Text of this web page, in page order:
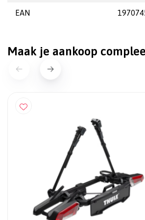
EAN
Maak je aankoop